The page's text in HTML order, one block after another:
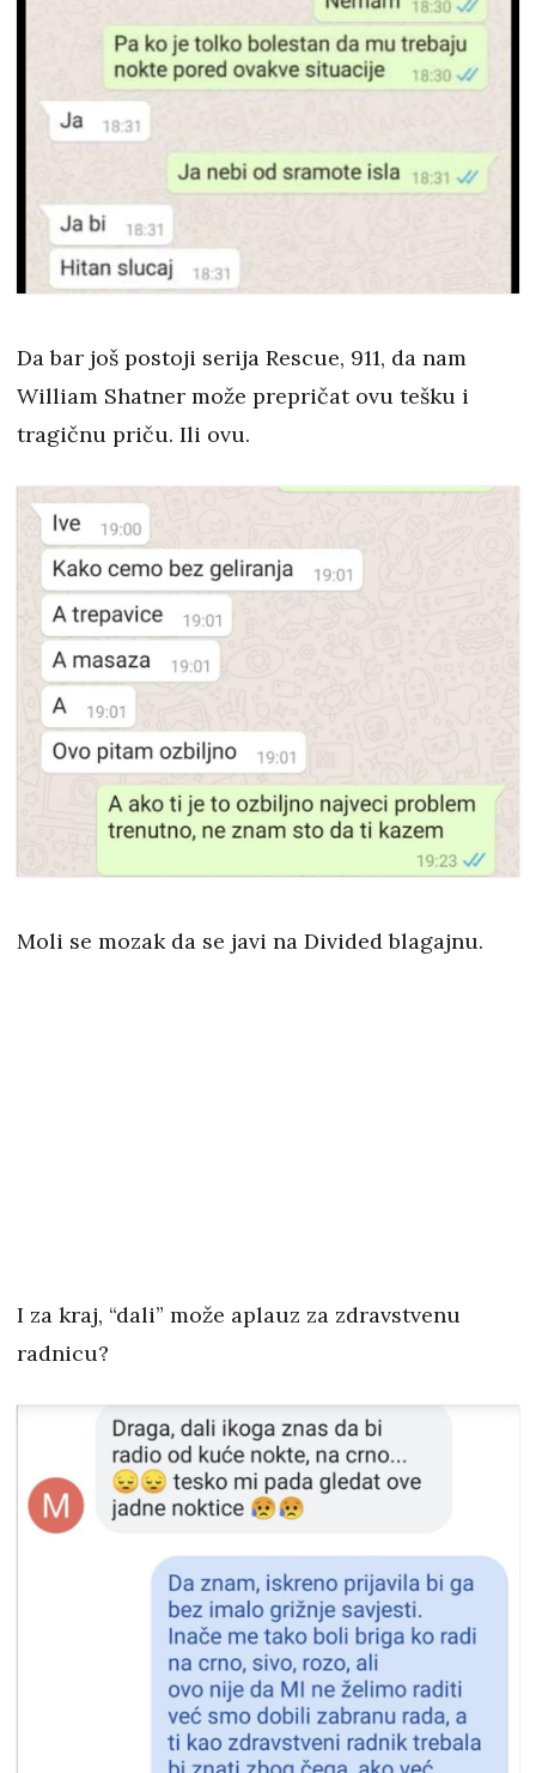
Da bar još postoji serija Rescue, 911, da nam
William Shatner može prepričat ovu tešku i
tragičnu priču. Ili ovu.
Moli se mozak da se javi na Divided blagajnu.
I za kraj, “dali” može aplauz za zdravstvenu
radnicu?